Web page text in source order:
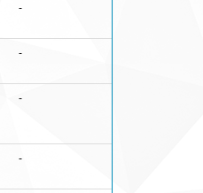
-
-
-
-